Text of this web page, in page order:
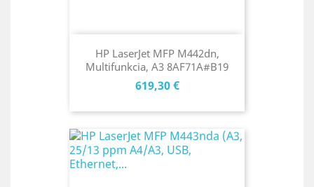
HP LaserJet MFP M442dn,
Multifunkcia, A3 8AF71A#B19
Cena
619,30 €